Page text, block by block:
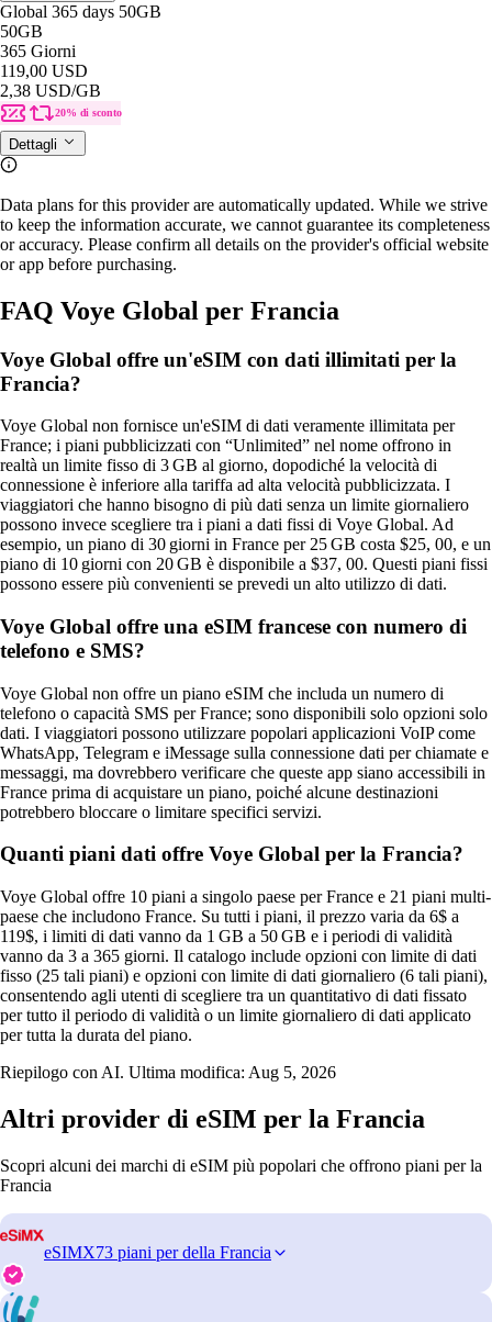
Global 365 days 50GB
50GB
365 Giorni
119,00 USD
2,38 USD/GB
20% di sconto
Dettagli
Data plans for this provider are automatically updated. While we strive
to keep the information accurate, we cannot guarantee its completeness
or accuracy. Please confirm all details on the provider's official website
or app before purchasing.
FAQ Voye Global per Francia
Voye Global offre un'eSIM con dati illimitati per la
Francia?
Voye Global non fornisce un'eSIM di dati veramente illimitata per
France; i piani pubblicizzati con “Unlimited” nel nome offrono in
realtà un limite fisso di 3 GB al giorno, dopodiché la velocità di
connessione è inferiore alla tariffa ad alta velocità pubblicizzata. I
viaggiatori che hanno bisogno di più dati senza un limite giornaliero
possono invece scegliere tra i piani a dati fissi di Voye Global. Ad
esempio, un piano di 30 giorni in France per 25 GB costa $25, 00, e un
piano di 10 giorni con 20 GB è disponibile a $37, 00. Questi piani fissi
possono essere più convenienti se prevedi un alto utilizzo di dati.
Voye Global offre una eSIM francese con numero di
telefono e SMS?
Voye Global non offre un piano eSIM che includa un numero di
telefono o capacità SMS per France; sono disponibili solo opzioni solo
dati. I viaggiatori possono utilizzare popolari applicazioni VoIP come
WhatsApp, Telegram e iMessage sulla connessione dati per chiamate e
messaggi, ma dovrebbero verificare che queste app siano accessibili in
France prima di acquistare un piano, poiché alcune destinazioni
potrebbero bloccare o limitare specifici servizi.
Quanti piani dati offre Voye Global per la Francia?
Voye Global offre 10 piani a singolo paese per France e 21 piani multi-
paese che includono France. Su tutti i piani, il prezzo varia da 6$ a
119$, i limiti di dati vanno da 1 GB a 50 GB e i periodi di validità
vanno da 3 a 365 giorni. Il catalogo include opzioni con limite di dati
fisso (25 tali piani) e opzioni con limite di dati giornaliero (6 tali piani),
consentendo agli utenti di scegliere tra un quantitativo di dati fissato
per tutto il periodo di validità o un limite giornaliero di dati applicato
per tutta la durata del piano.
Riepilogo con AI. Ultima modifica: Aug 5, 2026
Altri provider di eSIM per la Francia
Scopri alcuni dei marchi di eSIM più popolari che offrono piani per la
Francia
eSIMX73 piani per della Francia